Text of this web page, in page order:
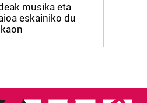
musika eta
eskainiko du